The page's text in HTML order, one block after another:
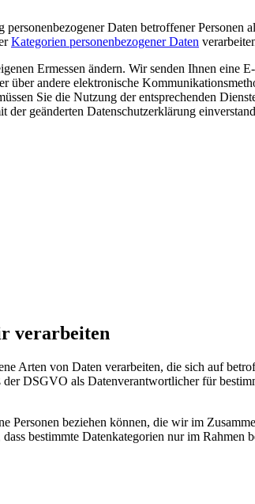
Daten betroffener
Kategorien personenbezogener Daten
Ermessen ändern. Wir senden Ihnen
andere elektronische
Sie die Nutzung der entsprechenden
geänderten Datenschutzerklärung
verarbeiten
Arten von Daten verarbeiten, die sich auf
DSGVO als Datenverantwortlicher für
Personen beziehen können, die wir im
bestimmte Datenkategorien nur im